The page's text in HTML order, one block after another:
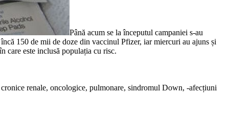
Până acum se la începutul campaniei s-au
150 de mii de doze din vaccinul Pfizer, iar miercuri au ajuns și
care este inclusă populația cu risc.
renale, oncologice, pulmonare, sindromul Down, -afecțiuni